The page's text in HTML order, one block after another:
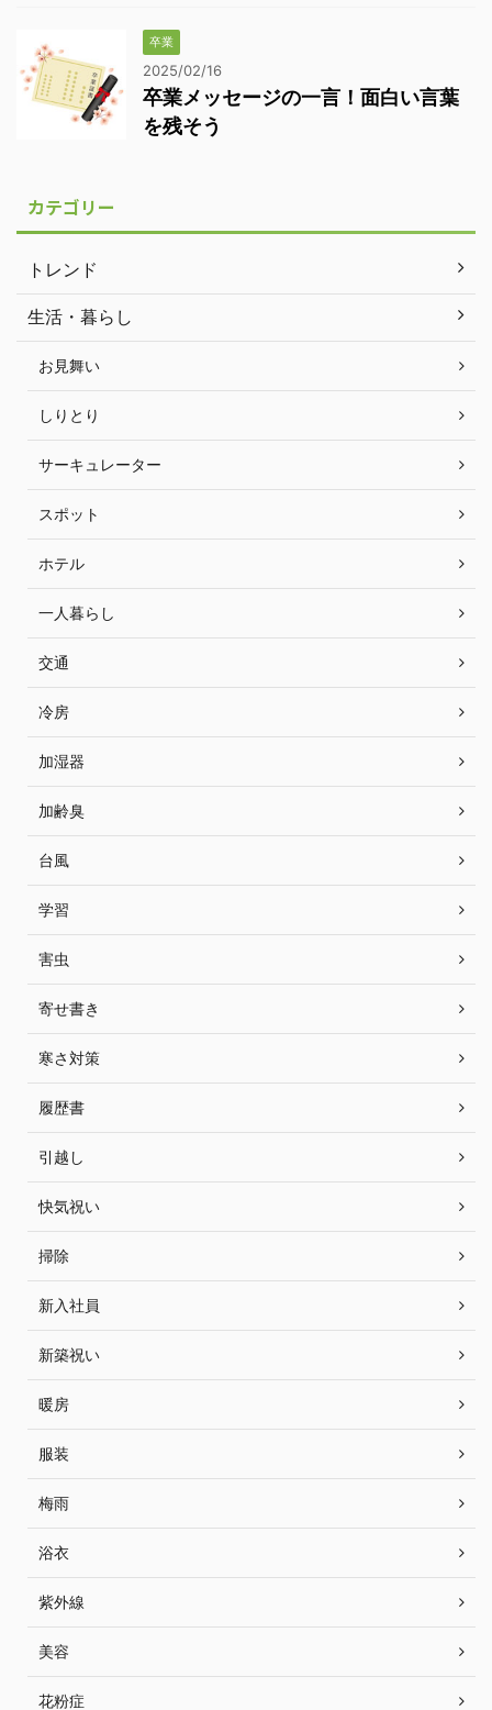
卒業
2025/02/16
卒業メッセージの一言！面白い言葉
を残そう
カテゴリー
トレンド
生活・暮らし
お見舞い
しりとり
サーキュレーター
スポット
ホテル
一人暮らし
交通
冷房
加湿器
加齢臭
台風
学習
害虫
寄せ書き
寒さ対策
履歴書
引越し
快気祝い
掃除
新入社員
新築祝い
暖房
服装
梅雨
浴衣
紫外線
美容
花粉症